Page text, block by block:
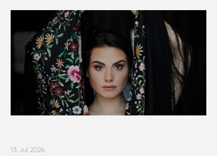
13 Jul 2026